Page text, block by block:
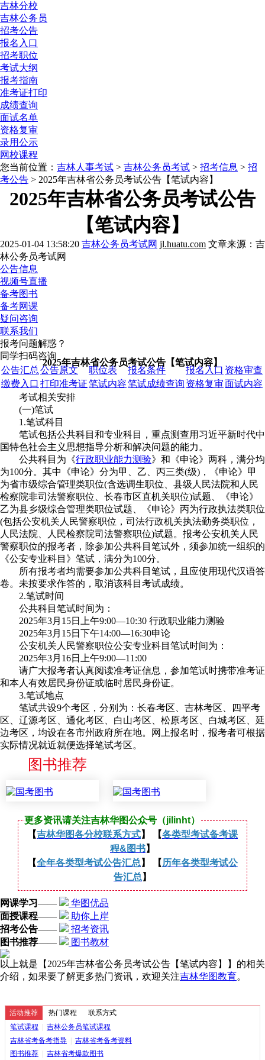
吉林分校
吉林公务员
招考公告
报名入口
招考职位
考试大纲
报考指南
准考证打印
成绩查询
面试名单
资格复审
录用公示
网校课程
您当前位置： 吉林人事考试 > 吉林公务员考试 > 招考信息 > 招
考公告 > 2025年吉林省公务员考试公告【笔试内容】
2025年吉林省公务员考试公告
【笔试内容】
2025-01-04 13:58:20 吉林公务员考试网 jl.huatu.com 文章来源：吉
林公务员考试网
公告信息
视频号直播
备考图书
备考网课
疑问咨询
联系我们
报考问题解惑？
同学扫码咨询
2025年吉林省公务员考试公告【笔试内容】
公告汇总 公告原文 职位表 报名条件 报名入口 资格审查
缴费入口 打印准考证笔试内容笔试成绩查询 资格复审面试内容
考试相关安排
(一)笔试
1.笔试科目
笔试包括公共科目和专业科目，重点测查用习近平新时代中
国特色社会主义思想指导分析和解决问题的能力。
公共科目为《行政职业能力测验》和《申论》两科，满分均
为100分。其中《申论》分为甲、乙、丙三类(级)，《申论》甲
为省市级综合管理类职位(含选调生职位、县级人民法院和人民
检察院非司法警察职位、长春市区直机关职位)试题、《申论》
乙为县乡级综合管理类职位试题、《申论》丙为行政执法类职位
(包括公安机关人民警察职位，司法行政机关执法勤务类职位，
人民法院、人民检察院司法警察职位)试题。报考公安机关人民
警察职位的报考者，除参加公共科目笔试外，须参加统一组织的
《公安专业科目》笔试，满分为100分。
所有报考者均需要参加公共科目笔试，且应使用现代汉语答
卷。未按要求作答的，取消该科目考试成绩。
2.笔试时间
公共科目笔试时间为：
2025年3月15日上午9:00—10:30 行政职业能力测验
2025年3月15日下午14:00—16:30申论
公安机关人民警察职位公安专业科目笔试时间为：
2025年3月16日上午9:00—11:00
请广大报考者认真阅读准考证信息，参加笔试时携带准考证
和本人有效居民身份证或临时居民身份证。
3.笔试地点
笔试共设9个考区，分别为：长春考区、吉林考区、四平考
区、辽源考区、通化考区、白山考区、松原考区、白城考区、延
边考区，均设在各市州政府所在地。网上报名时，报考者可根据
实际情况就近就便选择笔试考区。
图书推荐
更多资讯请关注吉林华图公众号（jilinht）
【吉林华图各分校联系方式】 【各类型考试备考课
程&图书】
【全年各类型考试公告汇总 】 【 历年各类型考试公
告汇总 】
网课学习——
华图优品
面授课程——
助你上岸
招考公告——
招考资讯
图书推荐—— 图书教材
以上就是【2025年吉林省公务员考试公告【笔试内容】】的相关
介绍，如果要了解更多热门资讯，欢迎关注吉林华图教育。
活动推荐 热门课程 联系方式
笔试课程
吉林公务员笔试课程
吉林省考备考指导
吉林省考备考资料
图书推荐
吉林省考爆款图书